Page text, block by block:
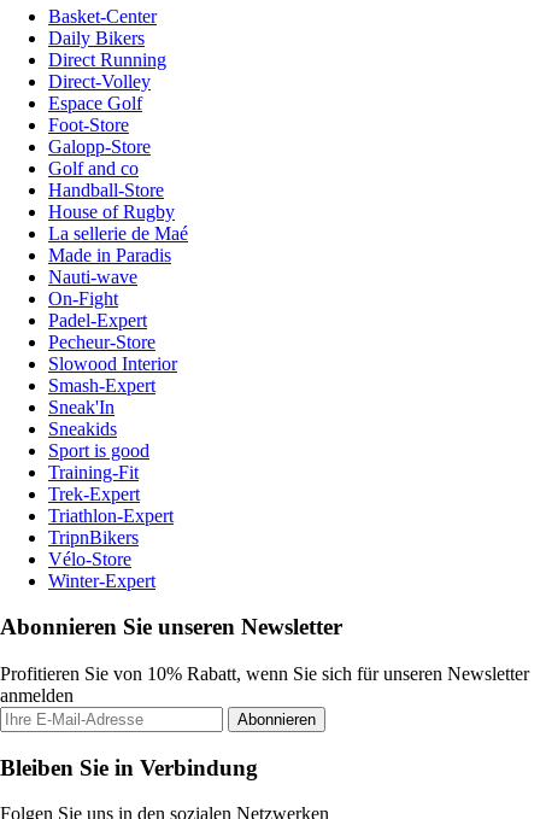
Basket-Center
Daily Bikers
Direct Running
Direct-Volley
Espace Golf
Foot-Store
Galopp-Store
Golf and co
Handball-Store
House of Rugby
La sellerie de Maé
Made in Paradis
Nauti-wave
On-Fight
Padel-Expert
Pecheur-Store
Slowood Interior
Smash-Expert
Sneak'In
Sneakids
Sport is good
Training-Fit
Trek-Expert
Triathlon-Expert
TripnBikers
Vélo-Store
Winter-Expert
Abonnieren Sie unseren Newsletter
Profitieren Sie von 10% Rabatt, wenn Sie sich für unseren Newsletter
anmelden
Abonnieren
Bleiben Sie in Verbindung
Folgen Sie uns in den sozialen Netzwerken